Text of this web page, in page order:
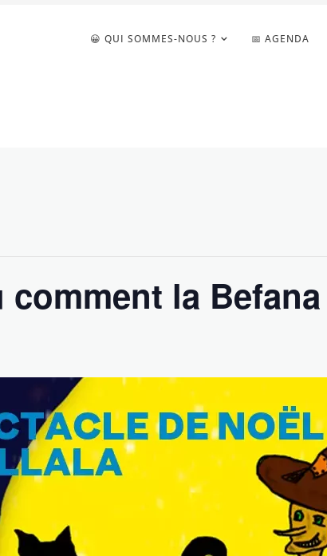
😀 QUI SOMMES-NOUS ? 📅 AGENDA
la